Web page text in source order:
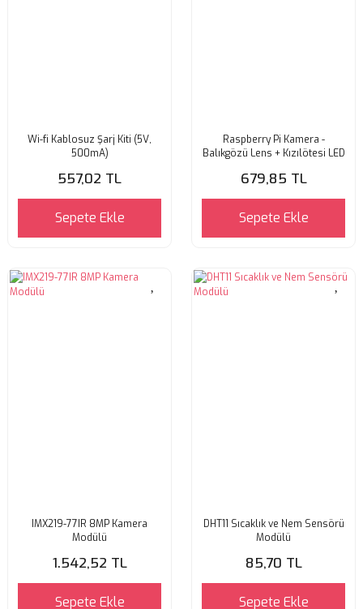
Wi-fi Kablosuz Şarj Kiti (5V,
500mA)
557,02 TL
Sepete Ekle
Raspberry Pi Kamera -
Balıkgözü Lens + Kızılötesi LED
679,85 TL
Sepete Ekle
IMX219-77IR 8MP Kamera
Modülü
1.542,52 TL
Sepete Ekle
DHT11 Sıcaklık ve Nem Sensörü
Modülü
85,70 TL
Sepete Ekle